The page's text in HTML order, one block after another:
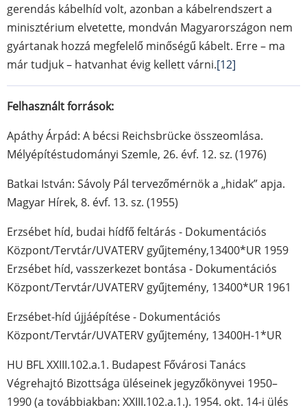
gerendás kábelhíd volt, azonban a kábelrendszert a
minisztérium elvetette, mondván Magyarországon nem
gyártanak hozzá megfelelő minőségű kábelt. Erre – ma
már tudjuk – hatvanhat évig kellett várni.[12]
Felhasznált források:
Apáthy Árpád: A bécsi Reichsbrücke összeomlása.
Mélyépítéstudományi Szemle, 26. évf. 12. sz. (1976)
Batkai István: Sávoly Pál tervezőmérnök a „hidak” apja.
Magyar Hírek, 8. évf. 13. sz. (1955)
Erzsébet híd, budai hídfő feltárás - Dokumentációs
Központ/Tervtár/UVATERV gyűjtemény,13400*UR 1959
Erzsébet híd, vasszerkezet bontása - Dokumentációs
Központ/Tervtár/UVATERV gyűjtemény, 13400*UR 1961
Erzsébet-híd újjáépítése - Dokumentációs
Központ/Tervtár/UVATERV gyűjtemény, 13400H-1*UR
HU BFL XXIII.102.a.1. Budapest Fővárosi Tanács
Végrehajtó Bizottsága üléseinek jegyzőkönyvei 1950–
1990 (a továbbiakban: XXIII.102.a.1.). 1954. okt. 14-i ülés